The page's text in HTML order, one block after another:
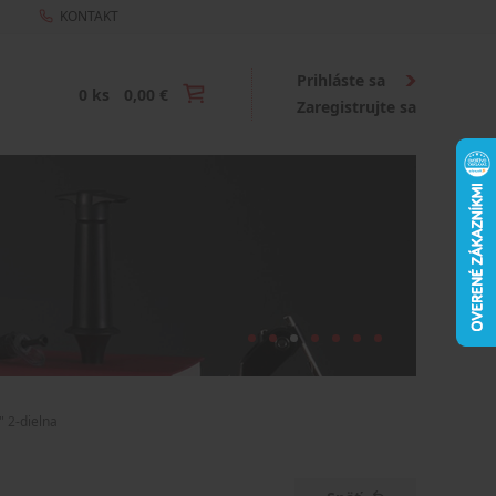
KONTAKT
0 ks 0,00 €
Prihláste sa
Zaregistrujte sa